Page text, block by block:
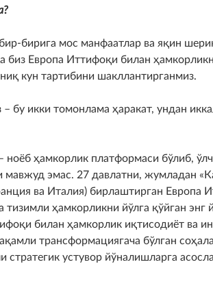
бирига мос манфаатлар ва яқин
биз Европа Иттифоқи билан
кун тартибини шакллантирганмиз.
бу икки томонлама ҳаракат, ундан
ҳамкорлик платформаси бўлиб,
эмас. 27 давлатни, жумладан
ва Италия) бирлаштирган Европа
ҳамкорликни йўлга қўйган энг
билан ҳамкорлик иқтисодиёт ва
трансформациягача бўлган
устувор йўналишларга